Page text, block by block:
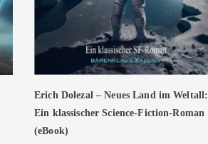
Erich Dolezal – Neues Land im Weltall:
Ein klassischer Science-Fiction-Roman
(eBook)